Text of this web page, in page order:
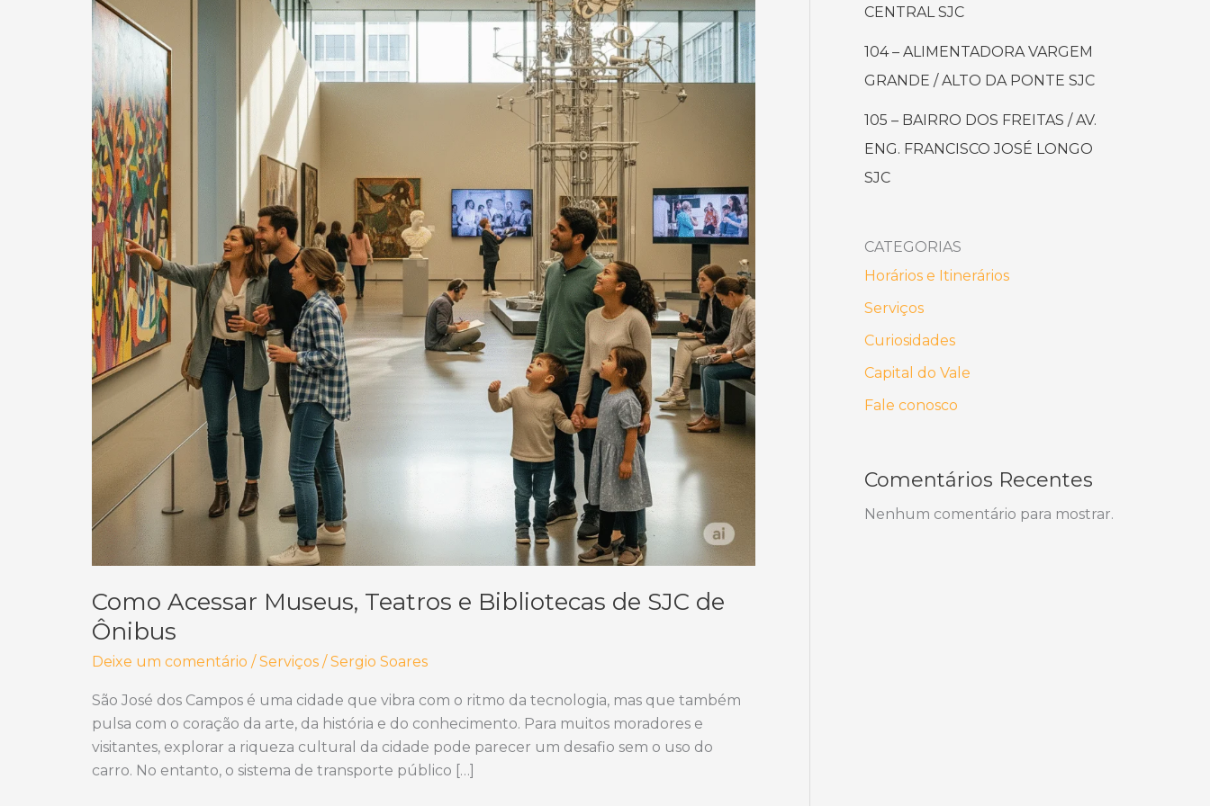
Como Acessar Museus, Teatros e Bibliotecas de SJC de
Ônibus
Deixe um comentário / Serviços / Sergio Soares
São José dos Campos é uma cidade que vibra com o ritmo da tecnologia, mas que também
pulsa com o coração da arte, da história e do conhecimento. Para muitos moradores e
visitantes, explorar a riqueza cultural da cidade pode parecer um desafio sem o uso do
carro. No entanto, o sistema de transporte público […]
CENTRAL SJC
104 – ALIMENTADORA VARGEM
GRANDE / ALTO DA PONTE SJC
105 – BAIRRO DOS FREITAS / AV.
ENG. FRANCISCO JOSÉ LONGO
SJC
CATEGORIAS
Horários e Itinerários
Serviços
Curiosidades
Capital do Vale
Fale conosco
Comentários Recentes
Nenhum comentário para mostrar.